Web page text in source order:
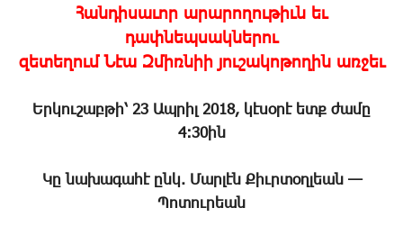
Հանդիսաւոր արարողութիւն եւ
դափնեպսակներու
զետեղում Նէա Զմիռնիի յուշակոթողին առջեւ
Երկուշաբթի՝ 23 Ապրիլ 2018, կէսօրէ ետք ժամը
4:30ին
Կը նախագահէ ընկ. Մարլէն Քիւրտօղլեան —
Պոտուրեան